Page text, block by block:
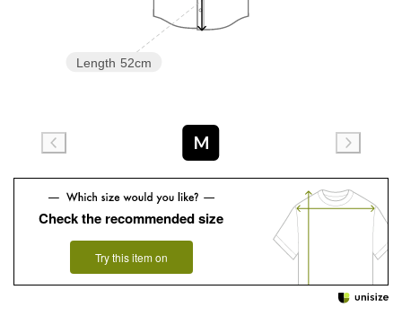
Length 52cm
M
Check the recommended size
Try this item on